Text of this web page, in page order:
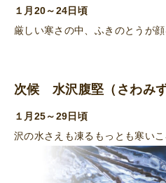
１月20～24日頃
厳しい寒さの中、ふきのとうが顔
次候 水沢腹堅（さわみず
１月25～29日頃
沢の水さえも凍るもっとも寒いこ